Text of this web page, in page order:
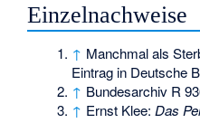
Einzelnachweise
↑ Manchmal als
Eintrag in Deutsche
↑ Bundesarchiv R
↑ Ernst Klee:Das